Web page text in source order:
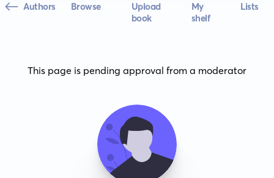
Authors Browse
Upload
book
My
shelf
Lists
This page is pending approval from a moderator